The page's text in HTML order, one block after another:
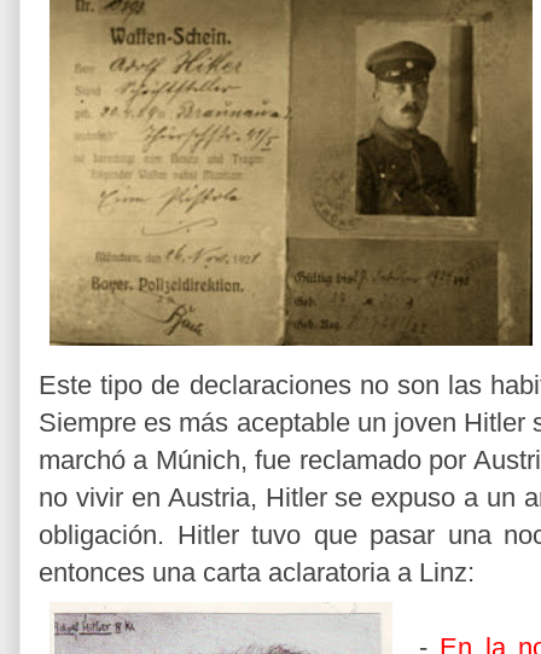
Este tipo de declaraciones no son las
Siempre es más aceptable un joven Hitler
marchó a Múnich, fue reclamado por
no vivir en Austria, Hitler se expuso a un
obligación. Hitler tuvo que pasar una
entonces una carta aclaratoria a Linz:
- En la